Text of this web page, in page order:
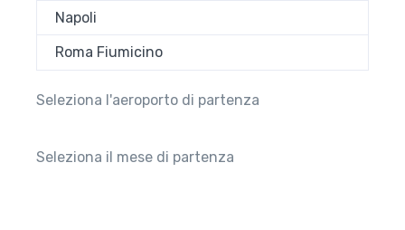
Napoli
Roma Fiumicino
Seleziona l'aeroporto di partenza
Seleziona il mese di partenza